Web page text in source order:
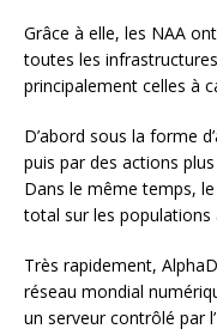
Grâce à elle, les NAA
toutes les
principalement celles à
D’abord sous la forme
puis par des actions
Dans le même temps,
total sur les populations
Très rapidement,
réseau mondial
un serveur contrôlé par